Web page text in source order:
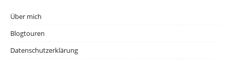
Über mich
Blogtouren
Datenschutzerklärung